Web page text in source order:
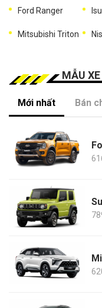
Ford Ranger
Mitsubishi Triton
MẪU XE
Mới nhất Bán